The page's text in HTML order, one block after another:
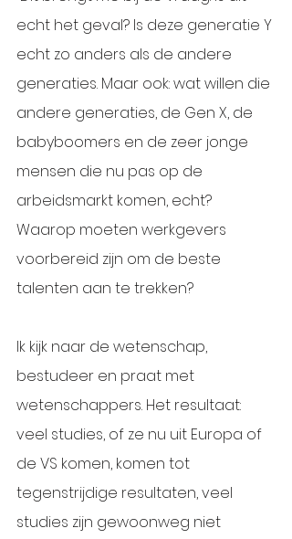
echt het geval? Is deze generatie Y
echt zo anders als de andere
generaties. Maar ook: wat willen die
andere generaties, de Gen X, de
babyboomers en de zeer jonge
mensen die nu pas op de
arbeidsmarkt komen, echt?
Waarop moeten werkgevers
voorbereid zijn om de beste
talenten aan te trekken?
Ik kijk naar de wetenschap,
bestudeer en praat met
wetenschappers. Het resultaat:
veel studies, of ze nu uit Europa of
de VS komen, komen tot
tegenstrijdige resultaten, veel
studies zijn gewoonweg niet